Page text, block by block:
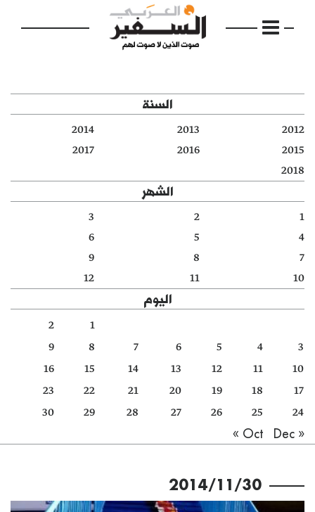
الرئيسية
مواضيع
دفاتر
الأرشيف
السنة
2012
2013
2014
2015
2016
2017
2018
الشهر
1
2
3
4
5
6
7
8
9
10
11
12
اليوم
1
2
3
4
5
6
7
8
9
10
11
12
13
14
15
16
17
18
19
20
21
22
23
24
25
26
27
28
29
30
« Oct
Dec »
2014/11/30